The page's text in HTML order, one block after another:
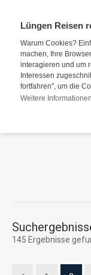
Lüngen Reisen
Warum Cookies?
machen, Ihre
interagieren und um
Interessen
fortfahren", um die
Weitere Informationen
145 Ergebnisse